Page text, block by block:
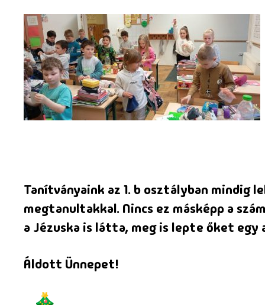
Tanítványaink az 1. b osztályban mindig
megtanultakkal. Nincs ez másképp a
a Jézuska is látta, meg is lepte őket egy
Áldott Ünnepet!